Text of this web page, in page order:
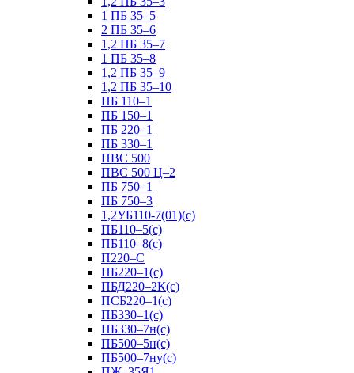
1 ПБ 35–5
2 ПБ 35–6
1,2 ПБ 35–7
1 ПБ 35–8
1,2 ПБ 35–9
1,2 ПБ 35–10
ПБ 110–1
ПБ 150–1
ПБ 220–1
ПБ 330–1
ПВС 500
ПВС 500 Ц–2
ПБ 750–1
ПБ 750–3
1,2УБ110-7(01)(с)
ПБ110–5(с)
ПБ110–8(с)
П220–С
ПБ220–1(с)
ПБД220–2К(с)
ПСБ220–1(с)
ПБ330–1(с)
ПБ330–7н(с)
ПБ500–5н(с)
ПБ500–7ну(с)